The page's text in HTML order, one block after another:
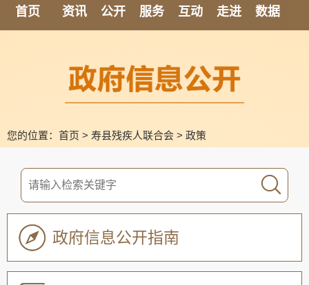
首页 资讯 公开 服务 互动 走进
数据
您的位置： 首页 > 寿县残疾人联合会 > 政策
政府信息公开指南